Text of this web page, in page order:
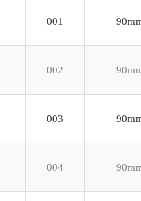
001
002
003
004